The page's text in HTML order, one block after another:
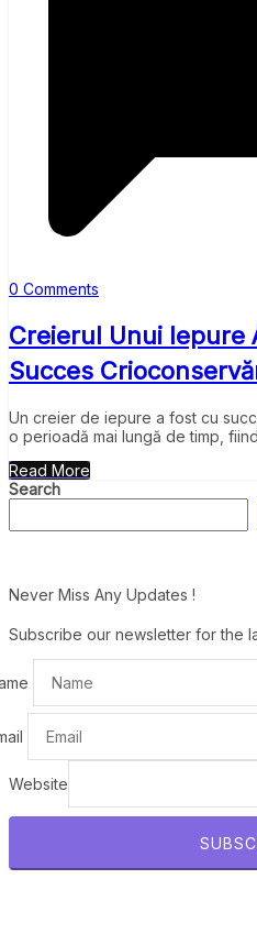
0 Comments
Creierul Unui Iepure
Succes
Un creier de iepure a fost cu
o perioadă mai lungă de timp,
Read More
Search
Never Miss Any Updates !
Subscribe our newsletter for the
Website